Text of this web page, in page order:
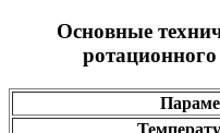
Основные